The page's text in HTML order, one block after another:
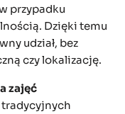
przypadku
Dzięki temu
udział, bez
czy lokalizację.
zajęć
tradycyjnych